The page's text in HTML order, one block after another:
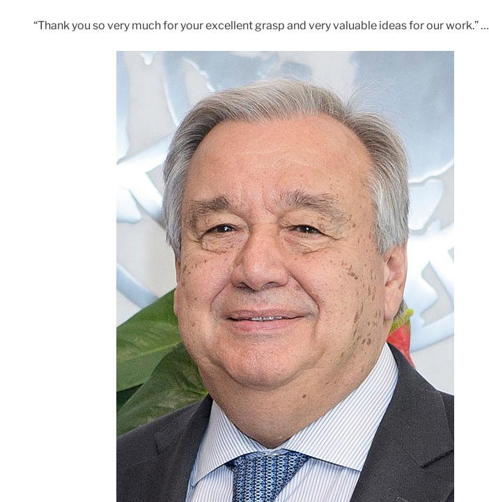
“Thank you so very much for your excellent grasp and very valuable ideas for our work.” …